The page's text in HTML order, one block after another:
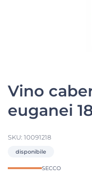
Vino
euganei
SKU: 10091218
disponibile
SECCO